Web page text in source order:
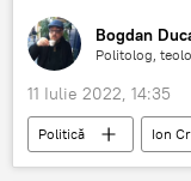
Bogdan
Politolog,
11 Iulie 2022, 14:35
Politică Ion
Occident